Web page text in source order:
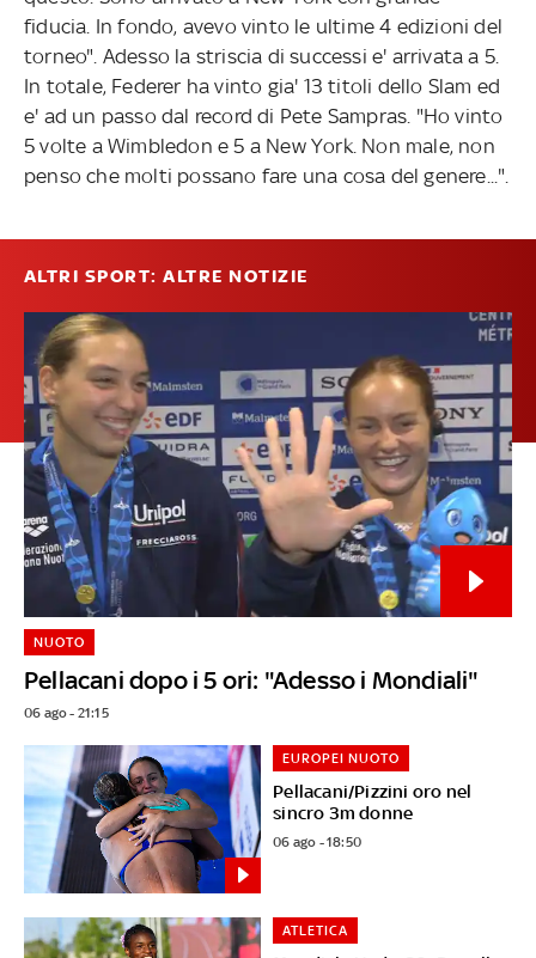
fiducia. In fondo, avevo vinto le ultime 4 edizioni del
torneo". Adesso la striscia di successi e' arrivata a 5.
In totale, Federer ha vinto gia' 13 titoli dello Slam ed
e' ad un passo dal record di Pete Sampras. "Ho vinto
5 volte a Wimbledon e 5 a New York. Non male, non
penso che molti possano fare una cosa del genere...".
ALTRI SPORT: ALTRE NOTIZIE
Pellacani dopo i 5 ori: "Adesso i Mondiali"
NUOTO
06 ago - 21:15
Pellacani/Pizzini oro nel
sincro 3m donne
EUROPEI NUOTO
06 ago - 18:50
ATLETICA